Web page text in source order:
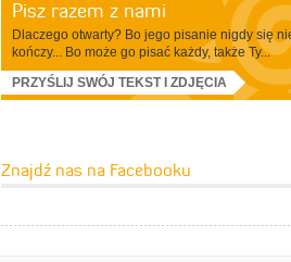
Pisz razem z nami
Dlaczego otwarty? Bo jego pisanie nigdy się
kończy... Bo może go pisać każdy, także Ty...
PRZYŚLIJ SWÓJ TEKST I ZDJĘCIA
Znajdź nas na Facebooku